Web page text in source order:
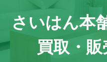
さいはん本
買取・